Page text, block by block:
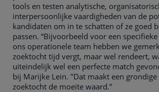
tools en testen analytische,
interpersoonlijke vaardigheden van de
kandidaten om in te schatten of ze goed
passen. “Bijvoorbeeld voor een
ons operationele team hebben we
zoektocht tijd vergt, maar wel rendeert,
uiteindelijk wel een perfecte match
bij Marijke Lein. "Dat maakt een grondige
zoektocht de moeite waard.”